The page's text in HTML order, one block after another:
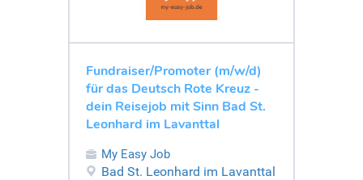
Fundraiser/Promoter (m/w/d)
für das Deutsch Rote Kreuz -
dein Reisejob mit Sinn Bad St.
Leonhard im Lavanttal
My Easy Job
Bad St. Leonhard im Lavanttal